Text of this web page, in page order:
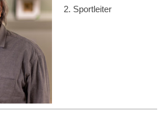
2. Sportleiter